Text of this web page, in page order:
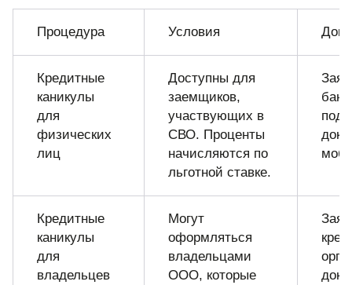
Процедура Условия
Кредитные
каникулы
для
физических
лиц
Доступны для
заемщиков,
участвующих в
СВО. Проценты
начисляются по
льготной ставке.
банк,
Кредитные
каникулы
для
владельцев
Могут
оформляться
владельцами
ООО, которые